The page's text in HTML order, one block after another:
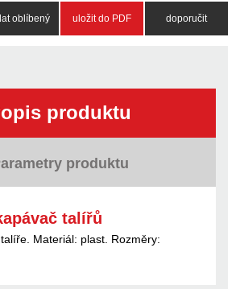
oblíbený uložit do PDF doporučit
produktu
produktu
talířů
Materiál: plast. Rozměry: